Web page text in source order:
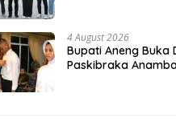
4 August 2026
Bupati Aneng Buka
Paskibraka